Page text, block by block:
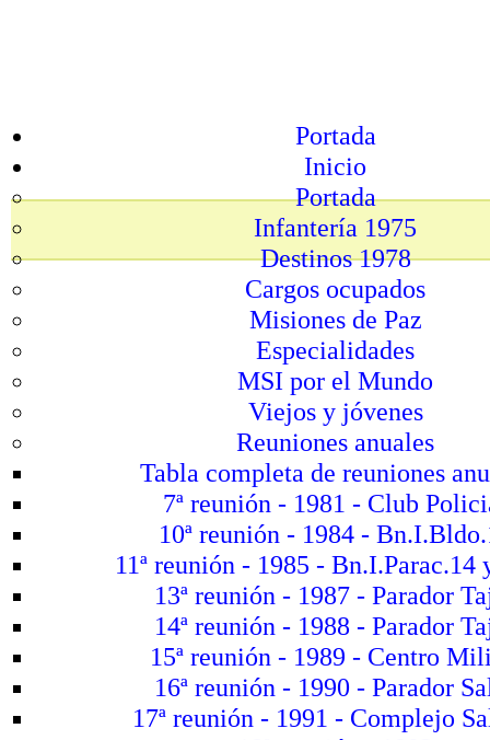
Portada
Inicio
Portada
Infantería 1975
Destinos 1978
Cargos ocupados
Misiones de Paz
Especialidades
MSI por el Mundo
Viejos y jóvenes
Reuniones anuales
Tabla completa de reuniones
7ª reunión - 1981 - Club
10ª reunión - 1984 -
11ª reunión - 1985 - Bn.I.Parac.14
13ª reunión - 1987 - Parador
14ª reunión - 1988 - Parador
15ª reunión - 1989 - Centro
16ª reunión - 1990 - Parador
17ª reunión - 1991 - Complejo